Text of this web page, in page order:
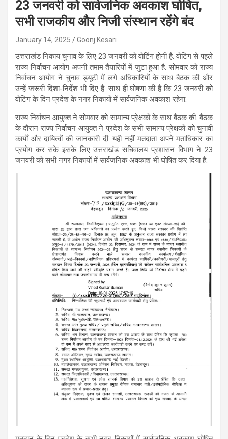
23 जनवरी को सार्वजनिक अवकाश घोषित,
सभी राजकीय और निजी संस्थान रहेंगे बंद
January 14, 2025 Goonj Kesari
उत्तराखंड निकाय चुनाव के लिए 23 जनवरी को वोटिंग होनी है. वोटिंग से पहले
राज्य निर्वाचन आयोग अपनी तमाम तैयारियों में जुटा हुआ है. सोमवार को राज्य
निर्वाचन आयोग ने चुनाव ड्यूटी में लगे अधिकारियों के साथ बैठक की और
उन्हें जरूरी दिशा-निर्देश भी दिए है. साथ ही घोषणा की है कि 23 जनवरी को
वोटिंग के दिन प्रदेश के नगर निकायों में सार्वजनिक अवकाश रहेगा.
राज्य निर्वाचन आयुक्त ने सोमवार को सामान्य प्रेक्षकों के साथ बैठक की. बैठक
के दौरान राज्य निर्वाचन आयुक्त ने प्रदेश के सभी सामान्य प्रेक्षकों को चुनावी
कार्यों और दायित्वों की जानकारी दी. यही नहीं मतदाता अपने मताधिकार का
प्रयोग कर सके इसके लिए उत्तराखंड सचिवालय प्रशासन विभाग ने 23
जनवरी को सभी नगर निकायों में सार्वजनिक अवकाश भी घोषित कर दिया है.